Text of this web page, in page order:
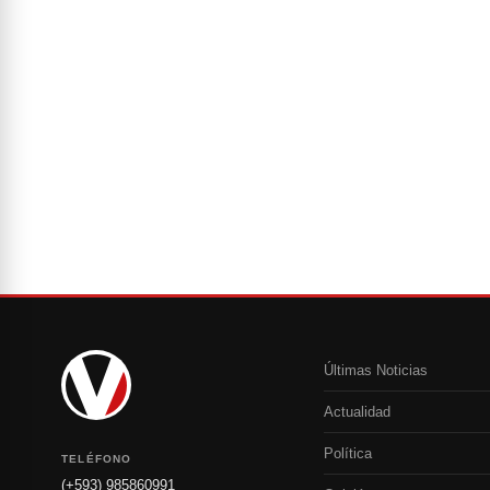
TELÉFONO
(+593) 985860991
Últimas Noticias
Actualidad
Política